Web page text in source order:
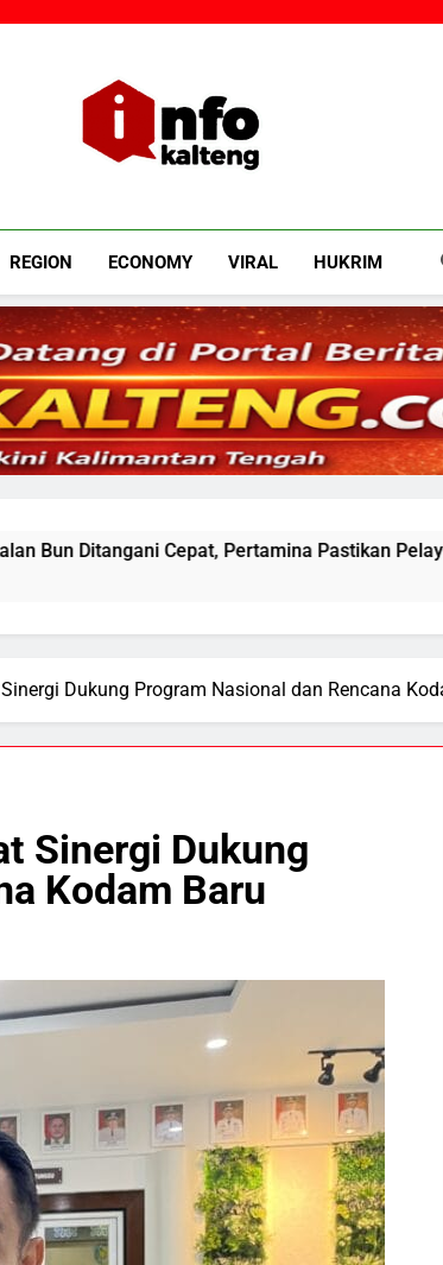
Infokalteng
REGION ECONOMY VIRAL HUKRIM
Pertamina Pastikan Pelayanan Tetap Jalan
Dukung Program Nasional dan Rencana
Sinergi Dukung
Kodam Baru